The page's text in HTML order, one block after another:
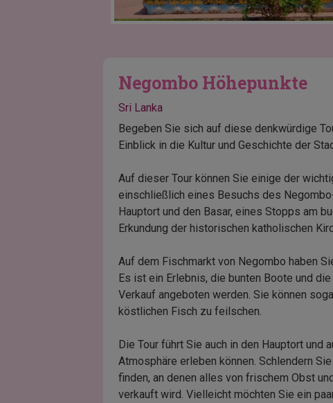
Negombo Höhepunkte
Sri Lanka
Begeben Sie sich auf diese denkwürdige
Einblick in die Kultur und Geschichte der
Auf dieser Tour können Sie einige der
einschließlich eines Besuchs des
Hauptort und den Basar, eines Stopps am
Erkundung der historischen katholischen
Auf dem Fischmarkt von Negombo haben
Es ist ein Erlebnis, die bunten Boote und
Verkauf angeboten werden. Sie können
köstlichen Fisch zu feilschen.
Die Tour führt Sie auch in den Hauptort und
Atmosphäre erleben können. Schlendern
finden, an denen alles von frischem Obst
verkauft wird. Vielleicht möchten Sie ein